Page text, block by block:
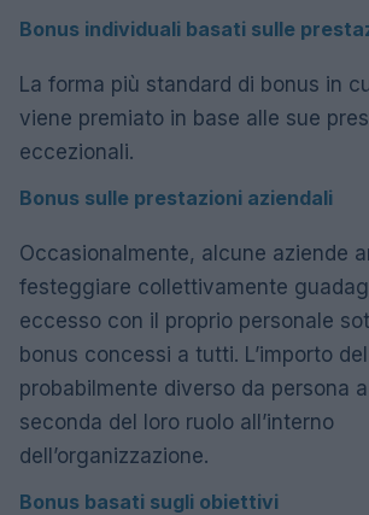
Bonus individuali basati sulle
La forma più standard di bonus in
viene premiato in base alle sue
eccezionali.
Bonus sulle prestazioni aziendali
Occasionalmente, alcune aziende
festeggiare collettivamente
eccesso con il proprio personale
bonus concessi a tutti. L’importo
probabilmente diverso da persona
seconda del loro ruolo all’interno
dell’organizzazione.
Bonus basati sugli obiettivi